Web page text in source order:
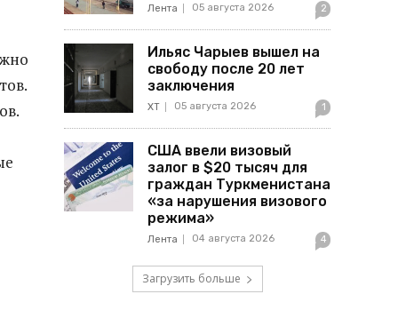
Лента 05 августа 2026 2
Ильяс Чарыев вышел на
свободу после 20 лет
заключения
ХТ 05 августа 2026 1
США ввели визовый
залог в $20 тысяч для
граждан Туркменистана
«за нарушения визового
режима»
Лента 04 августа 2026 4
Загрузить больше